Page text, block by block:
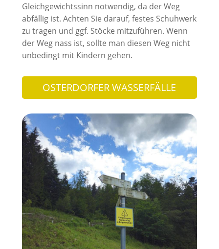
Gleichgewichtssinn notwendig, da der Weg
abfällig ist. Achten Sie darauf, festes Schuhwerk
zu tragen und ggf. Stöcke mitzuführen. Wenn
der Weg nass ist, sollte man diesen Weg nicht
unbedingt mit Kindern gehen.
OSTERDORFER WASSERFÄLLE